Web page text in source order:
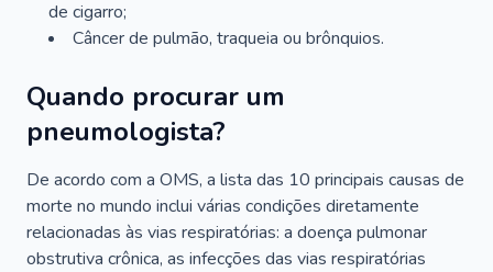
de cigarro;
Câncer de pulmão, traqueia ou brônquios.
Quando procurar um
pneumologista?
De acordo com a OMS, a lista das 10 principais causas de
morte no mundo inclui várias condições diretamente
relacionadas às vias respiratórias: a doença pulmonar
obstrutiva crônica, as infecções das vias respiratórias